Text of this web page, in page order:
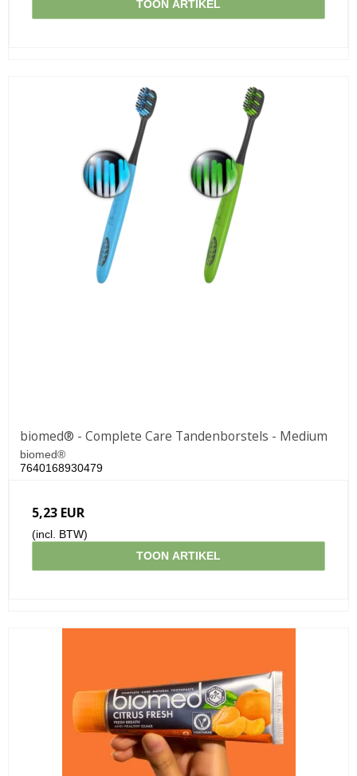
TOON ARTIKEL
biomed® - Complete Care Tandenborstels - Medium
biomed®
7640168930479
5,23 EUR
(incl. BTW)
TOON ARTIKEL